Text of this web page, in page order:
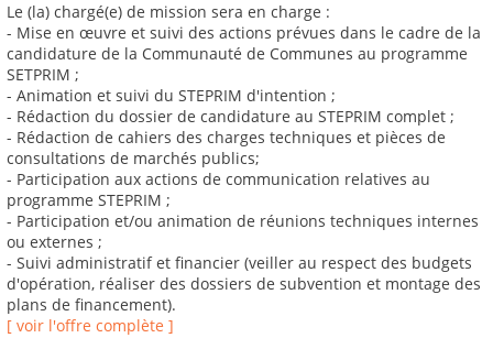
Le (la) chargé(e) de mission sera en charge :
- Mise en œuvre et suivi des actions prévues dans le cadre de la
candidature de la Communauté de Communes au programme
SETPRIM ;
- Animation et suivi du STEPRIM d'intention ;
- Rédaction du dossier de candidature au STEPRIM complet ;
- Rédaction de cahiers des charges techniques et pièces de
consultations de marchés publics;
- Participation aux actions de communication relatives au
programme STEPRIM ;
- Participation et/ou animation de réunions techniques internes
ou externes ;
- Suivi administratif et financier (veiller au respect des budgets
d'opération, réaliser des dossiers de subvention et montage des
plans de financement).
[ voir l'offre complète ]